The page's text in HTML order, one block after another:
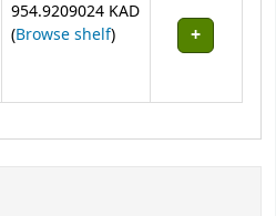
954.9209024 KAD
(Browse shelf(Opens below)
)